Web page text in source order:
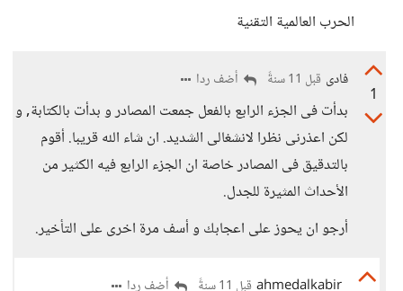
الحرب العالمية التقنية
1
فادى قبل 11 سنةً أضف ردا
بدأت فى الجزء الرابع بالفعل جمعت المصادر و بدأت بالكتابة, و
لكن اعذرنى نظرا لانشغالى الشديد. ان شاء الله قريبا. أقوم
بالتدقيق فى المصادر خاصة ان الجزء الرابع فيه الكثير من
الأحداث المثيرة للجدل.
أرجو ان يحوز على اعجابك و أسف مرة اخرى على التأخير.
قبل 11 سنةً